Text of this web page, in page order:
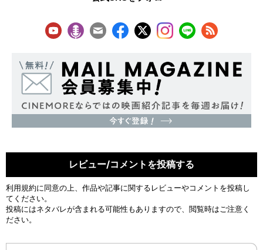
レビュー/コメントを投稿する
利用規約に同意の上、作品や記事に関するレビューやコメントを投稿し
てください。
投稿にはネタバレが含まれる可能性もありますので、閲覧時はご注意く
ださい。